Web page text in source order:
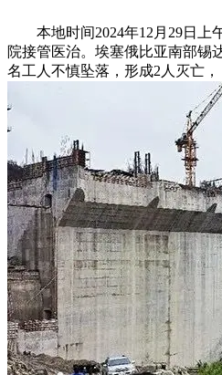
本地时间2024年12月29日上
院接管医治。埃塞俄比亚南部锡
名工人不慎坠落，形成2人灭亡，